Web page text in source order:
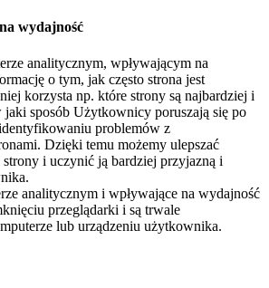
wydajność
analitycznym, wpływającym na
o tym, jak często strona jest
korzysta np. które strony są najbardziej i
sposób Użytkownicy poruszają się po
problemów z
Dzięki temu możemy ulepszać
i uczynić ją bardziej przyjazną i
analitycznym i wpływające na wydajność
przeglądarki i są trwale
lub urządzeniu użytkownika.